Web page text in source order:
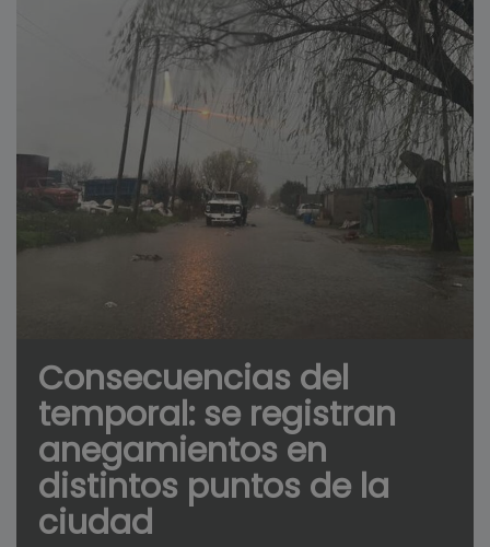
Consecuencias del
temporal: se registran
anegamientos en
distintos puntos de la
ciudad